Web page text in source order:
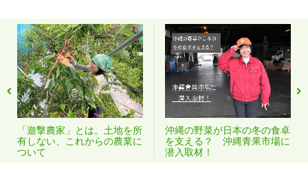
「遊撃農家」とは。土地を所
有しない、これからの農業に
ついて
沖縄の野菜が日本の冬の食卓
を支える？ 沖縄青果市場に
潜入取材！